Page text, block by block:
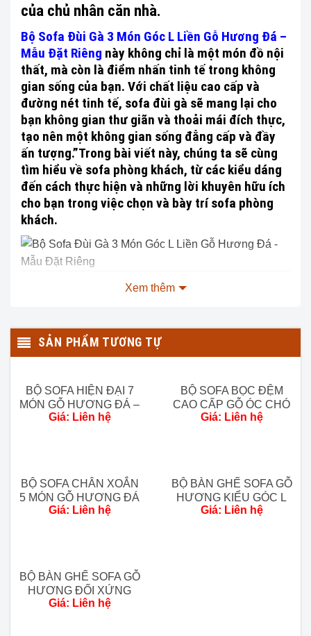
của chủ nhân căn nhà.
Bộ Sofa Đùi Gà 3 Món Góc L Liền Gỗ Hương Đá –
Mẫu Đặt Riêng này không chỉ là một món đồ nội
thất, mà còn là điểm nhấn tinh tế trong không
gian sống của bạn. Với chất liệu cao cấp và
đường nét tinh tế, sofa đùi gà sẽ mang lại cho
bạn không gian thư giãn và thoải mái đích thực,
tạo nên một không gian sống đẳng cấp và đầy
ấn tượng.”Trong bài viết này, chúng ta sẽ cùng
tìm hiểu về sofa phòng khách, từ các kiểu dáng
đến cách thực hiện và những lời khuyên hữu ích
cho bạn trong việc chọn và bày trí sofa phòng
khách.
Bộ sản phẩm sofa zito hàng đặt riêng bao gồm 3 món: 1
Thông số sản phẩm Bộ Sofa Đùi Gà 3 Món Góc L Liền Gỗ
Hương Đá – Mẫu Đặt Riêng:
Kích thước chi tiết:
1 Băng Dài:
1 Băng Ngắn:
Tình trạng:Hàng mới 100%.
Trạng thái:Còn hàng.
Xem thêm
SẢN PHẨM TƯƠNG TỰ
BỘ SOFA HIỆN ĐẠI 7
MÓN GỖ HƯƠNG ĐÁ –
HÀNG ĐẶT RIÊNG
Giá: Liên hệ
BỘ SOFA BỌC ĐỆM
CAO CẤP GỖ ÓC CHÓ
– HÀNG VIP
Giá: Liên hệ
BỘ SOFA CHÂN XOẮN
5 MÓN GỖ HƯƠNG ĐÁ
– MÀU ÓC CHÓ
Giá: Liên hệ
BỘ BÀN GHẾ SOFA GỖ
HƯƠNG KIỂU GÓC L
CHÂN PHÁO 4 MÓN
Giá: Liên hệ
BỘ BÀN GHẾ SOFA GỖ
HƯƠNG ĐỐI XỨNG
CHÂN PHÁO 4 MÓN
Giá: Liên hệ